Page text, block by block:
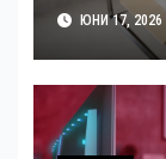
бизнес
ЮНИ 17, 2026